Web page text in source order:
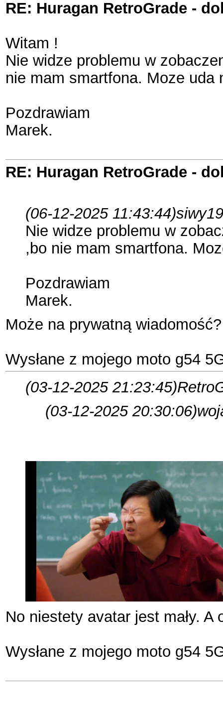
RE: Huragan RetroGrade -
Witam !
Nie widze problemu w
nie mam smartfona. Moze uda
Pozdrawiam
Marek.
RE: Huragan RetroGrade -
(06-12-2025 11:43:44)
Nie widze problemu w
,bo nie mam smartfona.
Pozdrawiam
Marek.
Może na prywatną wiadomość?
Wysłane z mojego moto g54
(03-12-2025 21:23:45)
(03-12-2025 20:30:06)
No niestety avatar jest mały.
Wysłane z mojego moto g54